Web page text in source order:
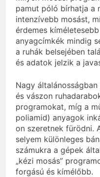
pamut póló bírhatja a
intenzívebb mosást,
érdemes
anyagcímkék mindig
a ruhák belsejében
és adatok jelzik a
Nagy
és vászon
programokat, míg a
poliamid) anyagok
on szeretnek fürödni.
selyem különleges
számukra a gépek
„kézi mosás”
forgású és kímélőbb.